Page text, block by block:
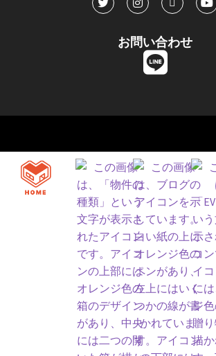
お問い合わせ